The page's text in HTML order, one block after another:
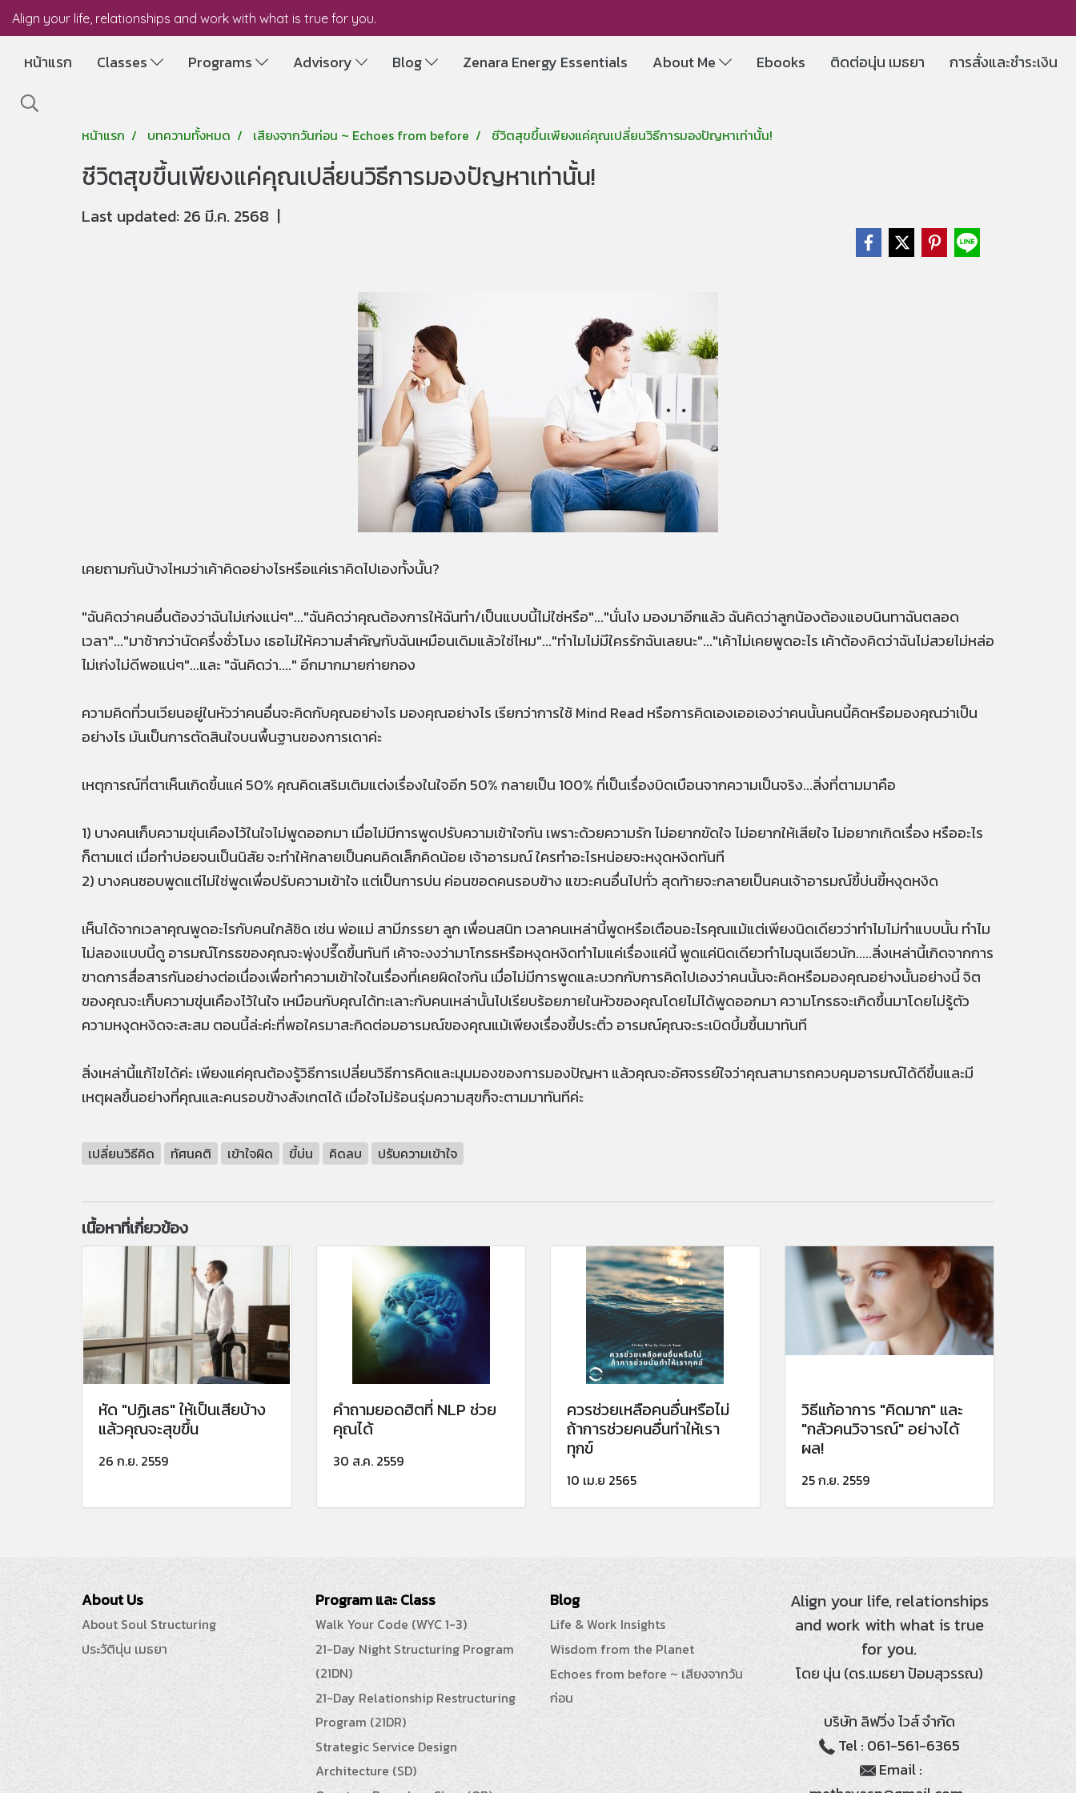
Align your life, relationships and work with what is true for you.
หน้าแรก Classes Programs Advisory Blog Zenara Energy Essentials About Me Ebooks ติดต่อนุ่น เมธยา การสั่งและชำระเงิน
หน้าแรก บทความทั้งหมด เสียงจากวันก่อน ~ Echoes from before ชีวิตสุขขึ้นเพียงแค่คุณเปลี่ยนวิธีการมองปัญหาเท่านั้น!
ชีวิตสุขขึ้นเพียงแค่คุณเปลี่ยนวิธีการมองปัญหาเท่านั้น!
Last updated: 26 มี.ค. 2568 |
เคยถามกันบ้างไหมว่าเค้าคิดอย่างไรหรือแค่เราคิดไปเองทั้งนั้น?
"ฉันคิดว่าคนอื่นต้องว่าฉันไม่เก่งแน่ๆ"..."ฉันคิดว่าคุณต้องการให้ฉันทำ/เป็นแบบนี้ไม่ใช่หรือ"..."นั่นไง มองมาอีกแล้ว ฉันคิดว่าลูกน้องต้องแอบนินทาฉันตลอด
เวลา"..."มาช้ากว่านัดครึ่งชั่วโมง เธอไม่ให้ความสำคัญกับฉันเหมือนเดิมแล้วใช่ไหม"..."ทำไมไม่มีใครรักฉันเลยนะ"..."เค้าไม่เคยพูดอะไร เค้าต้องคิดว่าฉันไม่สวยไม่หล่อ
ไม่เก่งไม่ดีพอแน่ๆ"...และ "ฉันคิดว่า...." อีกมากมายก่ายกอง
ความคิดที่วนเวียนอยู่ในหัวว่าคนอื่นจะคิดกับคุณอย่างไร มองคุณอย่างไร เรียกว่าการใช้ Mind Read หรือการคิดเองเออเองว่าคนนั้นคนนี้คิดหรือมองคุณว่าเป็น
อย่างไร มันเป็นการตัดสินใจบนพื้นฐานของการเดาค่ะ
เหตุการณ์ที่ตาเห็นเกิดขึ้นแค่ 50% คุณคิดเสริมเติมแต่งเรื่องในใจอีก 50% กลายเป็น 100% ที่เป็นเรื่องบิดเบือนจากความเป็นจริง...สิ่งที่ตามมาคือ
1) บางคนเก็บความขุ่นเคืองไว้ในใจไม่พูดออกมา เมื่อไม่มีการพูดปรับความเข้าใจกัน เพราะด้วยความรัก ไม่อยากขัดใจ ไม่อยากให้เสียใจ ไม่อยากเกิดเรื่อง หรืออะไร
ก็ตามแต่ เมื่อทำบ่อยจนเป็นนิสัย จะทำให้กลายเป็นคนคิดเล็กคิดน้อย เจ้าอารมณ์ ใครทำอะไรหน่อยจะหงุดหงิดทันที
2) บางคนชอบพูดแต่ไม่ใช่พูดเพื่อปรับความเข้าใจ แต่เป็นการบ่น ค่อนขอดคนรอบข้าง แขวะคนอื่นไปทั่ว สุดท้ายจะกลายเป็นคนเจ้าอารมณ์ขึ้บ่นขี้หงุดหงิด
เห็นได้จากเวลาคุณพูดอะไรกับคนใกล้ชิด เช่น พ่อแม่ สามีภรรยา ลูก เพื่อนสนิท เวลาคนเหล่านี้พูดหรือเตือนอะไรคุณแม้แต่เพียงนิดเดียวว่าทำไมไม่ทำแบบนั้น ทำไม
ไม่ลองแบบนี้ดู อารมณ์โกรธของคุณจะพุ่งปรี๊ดขึ้นทันที เค้าจะงงว่ามาโกรธหรือหงุดหงิดทำไมแค่เรื่องแค่นี้ พูดแค่นิดเดียวทำไมฉุนเฉียวนัก.....สิ่งเหล่านี้เกิดจากการ
ขาดการสื่อสารกันอย่างต่อเนื่องเพื่อทำความเข้าใจในเรื่องที่เคยผิดใจกัน เมื่อไม่มีการพูดและบวกกับการคิดไปเองว่าคนนั้นจะคิดหรือมองคุณอย่างนั้นอย่างนี้ จิต
ของคุณจะเก็บความขุ่นเคืองไว้ในใจ เหมือนกับคุณได้ทะเลาะกับคนเหล่านั้นไปเรียบร้อยภายในหัวของคุณโดยไม่ได้พูดออกมา ความโกรธจะเกิดขึ้นมาโดยไม่รู้ตัว
ความหงุดหงิดจะสะสม ตอนนี้ล่ะค่ะที่พอใครมาสะกิดต่อมอารมณ์ของคุณแม้เพียงเรื่องขี้ประติ๋ว อารมณ์คุณจะระเบิดบึ้มขึ้นมาทันที
สิ่งเหล่านี้แก้ไขได้ค่ะ เพียงแค่คุณต้องรู้วิธีการเปลี่ยนวิธีการคิดและมุมมองของการมองปัญหา แล้วคุณจะอัศจรรย์ใจว่าคุณสามารถควบคุมอารมณ์ได้ดีขึ้นและมี
เหตุผลขึ้นอย่างที่คุณและคนรอบข้างสังเกตได้ เมื่อใจไม่ร้อนรุ่มความสุขก็จะตามมาทันทีค่ะ
เปลี่ยนวิธีคิด ทัศนคติ เข้าใจผิด ขี้บ่น คิดลบ ปรับความเข้าใจ
เนื้อหาที่เกี่ยวข้อง
หัด "ปฏิเสธ" ให้เป็นเสียบ้าง
แล้วคุณจะสุขขึ้น
26 ก.ย. 2559
คำถามยอดฮิตที่ NLP ช่วย
คุณได้
30 ส.ค. 2559
ควรช่วยเหลือคนอื่นหรือไม่
ถ้าการช่วยคนอื่นทำให้เรา
ทุกข์
10 เม.ย 2565
วิธีแก้อาการ "คิดมาก" และ
"กลัวคนวิจารณ์" อย่างได้
ผล!
25 ก.ย. 2559
About Us
About Soul Structuring
ประวัตินุ่น เมธยา
Program และ Class
Walk Your Code (WYC 1-3)
21-Day Night Structuring Program
(21DN)
21-Day Relationship Restructuring
Program (21DR)
Strategic Service Design
Architecture (SD)
Blog
Life & Work Insights
Wisdom from the Planet
Echoes from before ~ เสียงจากวัน
ก่อน
Align your life, relationships
and work with what is true
for you.
โดย นุ่น (ดร.เมธยา ป้อมสุวรรณ)
บริษัท ลิฟวิ่ง ไวส์ จำกัด
Tel : 061-561-6365
Email :